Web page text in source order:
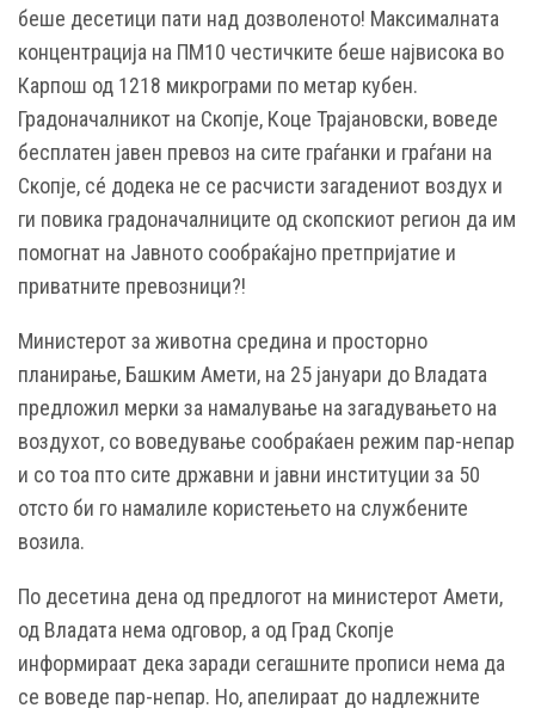
беше десетици пати над дозволеното! Максималната
концентрација на ПМ10 честичките беше највисока во
Карпош од 1218 микрограми по метар кубен.
Градоначалникот на Скопје, Коце Трајановски, воведе
бесплатен јавен превоз на сите граѓанки и граѓани на
Скопје, сé додека не се расчисти загадениот воздух и
ги повика градоначалниците од скопскиот регион да им
помогнат на Јавното сообраќајно претпријатие и
приватните превозници?!
Министерот за животна средина и просторно
планирање, Башким Амети, на 25 јануари до Владата
предложил мерки за намалување на загадувањето на
воздухот, со воведување сообраќаен режим пар-непар
и со тоа пто сите државни и јавни институции за 50
отсто би го намалиле користењето на службените
возила.
По десетина дена од предлогот на министерот Амети,
од Владата нема одговор, а од Град Скопје
информираат дека заради сегашните прописи нема да
се воведе пар-непар. Но, апелираат до надлежните